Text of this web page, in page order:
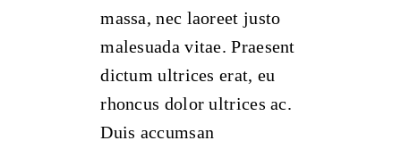
massa, nec laoreet justo
malesuada vitae. Praesent
dictum ultrices erat, eu
rhoncus dolor ultrices ac.
Duis accumsan